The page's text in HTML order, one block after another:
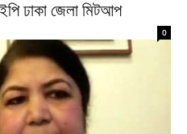
ঢাকা জেলা মিটআপ
0